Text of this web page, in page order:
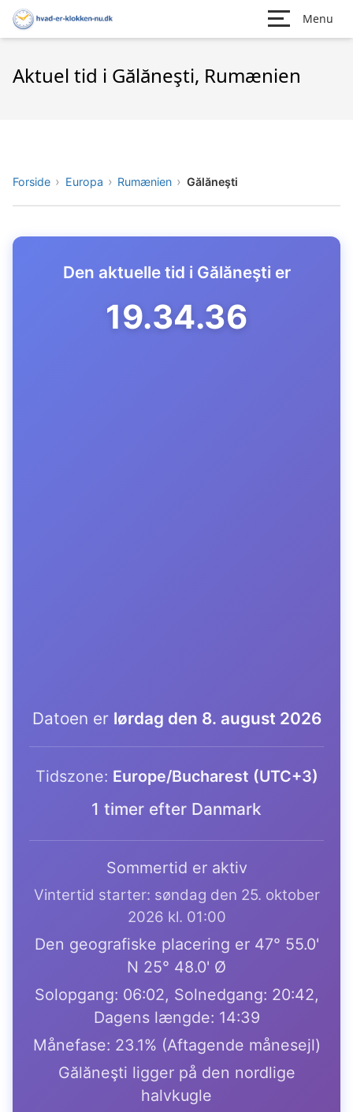
Menu
Aktuel tid i Gălăneşti, Rumænien
Forside Europa Rumænien Gălăneşti
Den aktuelle tid i Gălăneşti er
19.34.37
Datoen er lørdag den 8. august 2026
Tidszone: Europe/Bucharest (UTC+3)
1 timer efter Danmark
Sommertid er aktiv
Vintertid starter: søndag den 25. oktober
2026 kl. 01:00
Den geografiske placering er 47° 55.0'
N 25° 48.0' Ø
Solopgang: 06:02, Solnedgang: 20:42,
Dagens længde: 14:39
Månefase: 23.1% (Aftagende månesejl)
Gălăneşti ligger på den nordlige
halvkugle